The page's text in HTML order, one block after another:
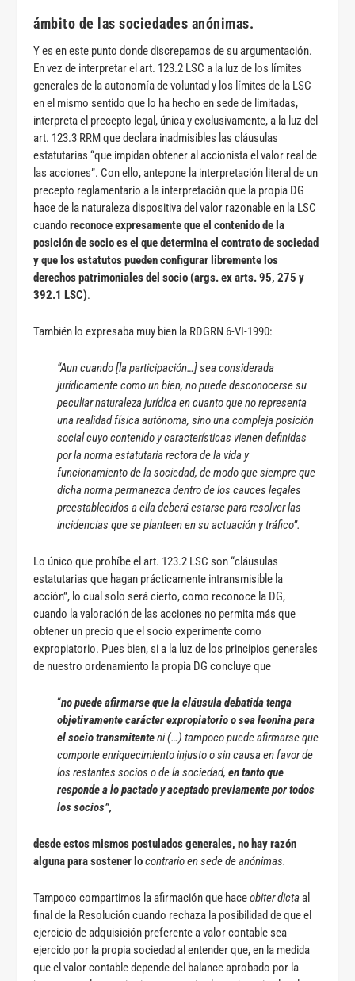
ámbito de las sociedades anónimas.
Y es en este punto donde discrepamos de su argumentación.
En vez de interpretar el art. 123.2 LSC a la luz de los límites
generales de la autonomía de voluntad y los límites de la LSC
en el mismo sentido que lo ha hecho en sede de limitadas,
interpreta el precepto legal, única y exclusivamente, a la luz del
art. 123.3 RRM que declara inadmisibles las cláusulas
estatutarias “que impidan obtener al accionista el valor real de
las acciones”. Con ello, antepone la interpretación literal de un
precepto reglamentario a la interpretación que la propia DG
hace de la naturaleza dispositiva del valor razonable en la LSC
cuandoreconoce expresamente que el contenido de la
posición de socio es el que determina el contrato de sociedad
y que los estatutos pueden configurar libremente los
derechos patrimoniales del socio (args. ex arts. 95, 275 y
392.1 LSC).
También lo expresaba muy bien la RDGRN 6-VI-1990:
“Aun cuando [la participación…] sea considerada
jurídicamente como un bien, no puede desconocerse su
peculiar naturaleza jurídica en cuanto que no representa
una realidad física autónoma, sino una compleja posición
social cuyo contenido y características vienen definidas
por la norma estatutaria rectora de la vida y
funcionamiento de la sociedad, de modo que siempre que
dicha norma permanezca dentro de los cauces legales
preestablecidos a ella deberá estarse para resolver las
incidencias que se planteen en su actuación y tráfico”.
Lo único que prohíbe el art. 123.2 LSC son “cláusulas
estatutarias que hagan prácticamente intransmisible la
acción”, lo cual solo será cierto, como reconoce la DG,
cuando la valoración de las acciones no permita más que
obtener un precio que el socio experimente como
expropiatorio. Pues bien, si a la luz de los principios generales
de nuestro ordenamiento la propia DG concluye que
“no puede afirmarse que la cláusula debatida tenga
objetivamente carácter expropiatorio o sea leonina para
el socio transmitenteni (…) tampoco puede afirmarse que
comporte enriquecimiento injusto o sin causa en favor de
los restantes socios o de la sociedad, en tanto que
responde a lo pactado y aceptado previamente por todos
los socios”,
desde estos mismos postulados generales, no hay razón
alguna para sostener locontrario en sede de anónimas.
Tampoco compartimos la afirmación que haceobiter dictaal
final de la Resolución cuando rechaza la posibilidad de que el
ejercicio de adquisición preferente a valor contable sea
ejercido por la propia sociedad al entender que, en la medida
que el valor contable depende del balance aprobado por la